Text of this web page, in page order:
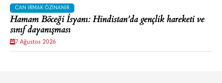
CAN IRMAK ÖZINANIR
Hamam Böceği İsyanı: Hindistan’da gençlik hareketi ve
sınıf dayanışması
7 Ağustos 2026